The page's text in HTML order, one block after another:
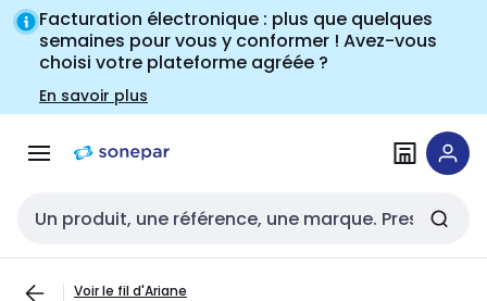
Passer à la
navigation
Passer
au
contenu
Facturation électronique : plus que quelques
semaines pour vous y conformer ! Avez-vous
choisi votre plateforme agréée ?
En savoir plus
Entrée de recherche
Voir le fil d'Ariane